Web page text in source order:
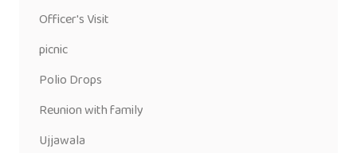
Officer's Visit
picnic
Polio Drops
Reunion with family
Ujjawala